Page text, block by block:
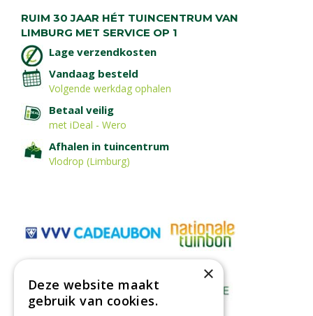
RUIM 30 JAAR HÉT TUINCENTRUM VAN
LIMBURG MET SERVICE OP 1
Lage verzendkosten
Vandaag besteld
Volgende werkdag ophalen
Betaal veilig
met iDeal - Wero
Afhalen in tuincentrum
Vlodrop (Limburg)
×
Deze website maakt
gebruik van cookies.